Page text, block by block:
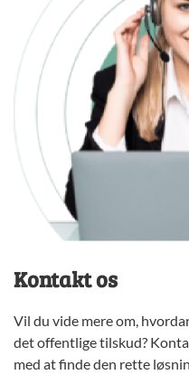
Kontakt os
Vil du vide mere om,
det offentlige tilskud?
med at finde den rette